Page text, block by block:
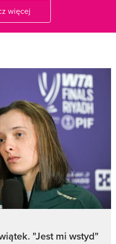
więcej
"Jest mi wstyd"